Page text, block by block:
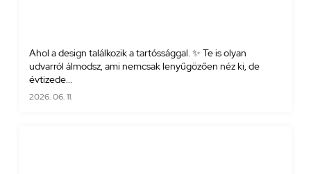
Ahol a design találkozik a tartóssággal. ✨ Te is olyan
udvarról álmodsz, ami nemcsak lenyűgözően néz ki, de
évtizede...
2026. 06. 11.